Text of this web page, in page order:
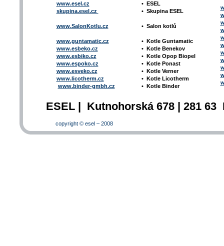
www.esel.cz
skupina.esel.cz
www.SalonKotlu.cz
www.guntamatic.cz
www.esbeko.cz
www.esbiko.cz
www.espoko.cz
www.esveko.cz
www.licotherm.cz
www.binder-gmbh.cz
• ESEL
• Skupina ESEL
• Salon kotlů
• Kotle Guntamatic
• Kotle Benekov
• Kotle Opop Biopel
• Kotle Ponast
• Kotle Verner
• Kotle Licotherm
• Kotle Binder
ESEL | Kutnohorská 678 | 281
copyright © esel – 2008